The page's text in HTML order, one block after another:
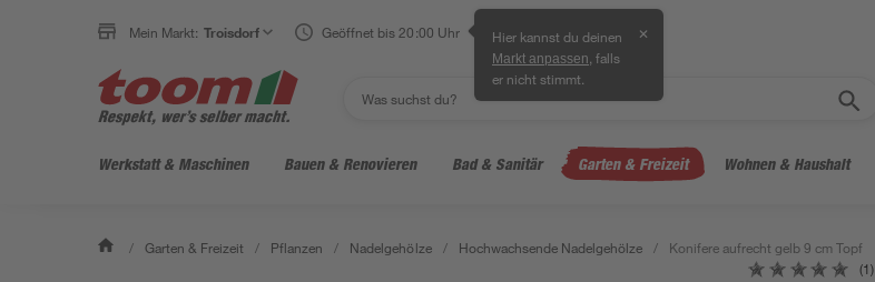
Mein Markt: Troisdorf Geöffnet bis 20:00 Uhr Hier kannst du deinen
Markt anpassen , falls
er nicht stimmt.
✕
Werkstatt & Maschinen Bauen & Renovieren Bad & Sanitär Garten & Freizeit Wohnen & Haushalt
/ Garten & Freizeit / Pflanzen / Nadelgehölze / Hochwachsende Nadelgehölze / Konifere aufrecht gelb 9 cm Topf
(1)